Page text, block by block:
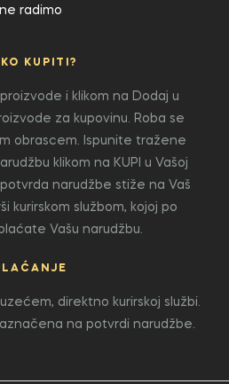
ne radimo
KUPITI?
i klikom na Dodaj u
za kupovinu. Roba se
obrascem. Ispunite tražene
klikom na KUPI u Vašoj
narudžbe stiže na Vaš
kurirskom službom, kojoj po
Vašu narudžbu.
direktno kurirskoj službi.
na potvrdi narudžbe.